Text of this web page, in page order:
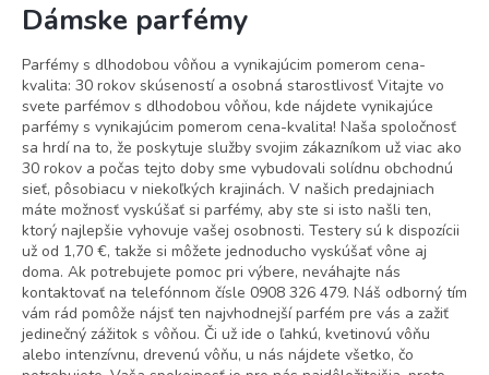
Dámske parfémy
Parfémy s dlhodobou vôňou a vynikajúcim pomerom cena-
kvalita: 30 rokov skúseností a osobná starostlivosť Vitajte vo
svete parfémov s dlhodobou vôňou, kde nájdete vynikajúce
parfémy s vynikajúcim pomerom cena-kvalita! Naša spoločnosť
sa hrdí na to, že poskytuje služby svojim zákazníkom už viac ako
30 rokov a počas tejto doby sme vybudovali solídnu obchodnú
sieť, pôsobiacu v niekoľkých krajinách. V našich predajniach
máte možnosť vyskúšať si parfémy, aby ste si isto našli ten,
ktorý najlepšie vyhovuje vašej osobnosti. Testery sú k dispozícii
už od 1,70 €, takže si môžete jednoducho vyskúšať vône aj
doma. Ak potrebujete pomoc pri výbere, neváhajte nás
kontaktovať na telefónnom čísle 0908 326 479. Náš odborný tím
vám rád pomôže nájsť ten najvhodnejší parfém pre vás a zažiť
jedinečný zážitok s vôňou. Či už ide o ľahkú, kvetinovú vôňu
alebo intenzívnu, drevenú vôňu, u nás nájdete všetko, čo